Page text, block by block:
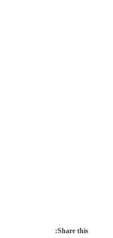
Share this: